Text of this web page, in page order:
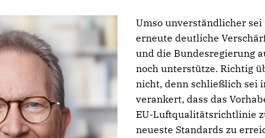
Umso unverständlicher sei
erneute deutliche
und die Bundesregierung
noch unterstütze. Richtig
nicht, denn schließlich sei
verankert, dass das
EU-Luftqualitätsrichtlinie
neueste Standards zu